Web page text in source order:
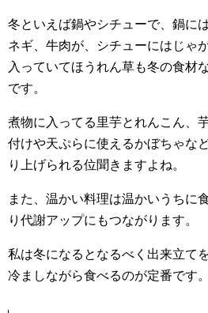
冬といえば鍋やシチューで、鍋に
ネギ、牛肉が、シチューにはじゃ
入っていてほうれん草も冬の食材
です。
煮物に入ってる里芋とれんこん、
付けや天ぷらに使えるかぼちゃな
り上げられる位聞きますよね。
また、温かい料理は温かいうちに
り代謝アップにもつながります。
私は冬になるとなるべく出来立て
冷ましながら食べるのが定番です。